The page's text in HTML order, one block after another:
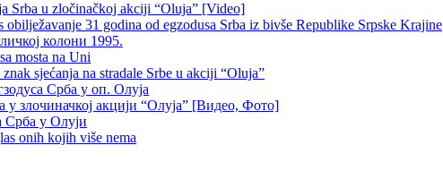
Srba u zločinačkoj akciji “Oluja” [Video]
31 godina od egzodusa Srba iz bivše Republike Srpske Krajine
колони 1995.
mosta na Uni
sjećanja na stradale Srbe u akciji “Oluja”
Срба у оп. Олуја
злочиначкој акцији “Олуја” [Видео, Фото]
у Олуји
onih kojih više nema